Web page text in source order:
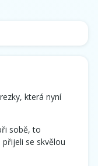
která nyní
sobě, to
se skvělou